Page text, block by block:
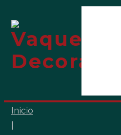
Inicio